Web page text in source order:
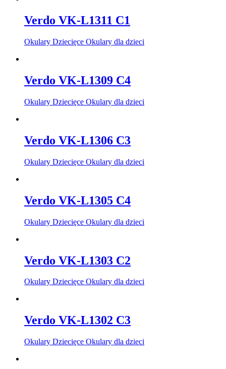
Verdo VK-L1311 C1
Okulary Dziecięce Okulary dla dzieci
Verdo VK-L1309 C4
Okulary Dziecięce Okulary dla dzieci
Verdo VK-L1306 C3
Okulary Dziecięce Okulary dla dzieci
Verdo VK-L1305 C4
Okulary Dziecięce Okulary dla dzieci
Verdo VK-L1303 C2
Okulary Dziecięce Okulary dla dzieci
Verdo VK-L1302 C3
Okulary Dziecięce Okulary dla dzieci